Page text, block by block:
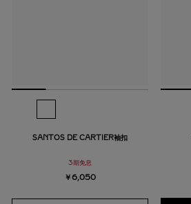
SANTOS DE CARTIER袖扣
3期免息
￥6,050